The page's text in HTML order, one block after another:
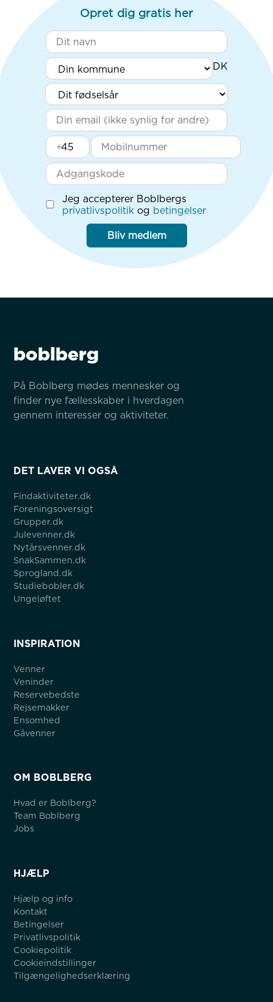
Opret dig gratis her
+
Jeg accepterer Boblbergs
privatlivspolitik og betingelser
Bliv medlem
boblberg
På Boblberg mødes mennesker og
finder nye fællesskaber i hverdagen
gennem interesser og aktiviteter.
DET LAVER VI OGSÅ
Findaktiviteter.dk
Foreningsoversigt
Grupper.dk
Julevenner.dk
Nytårsvenner.dk
SnakSammen.dk
Sprogland.dk
Studiebobler.dk
Ungeløftet
INSPIRATION
Venner
Veninder
Reservebedste
Rejsemakker
Ensomhed
Gåvenner
OM BOBLBERG
Hvad er Boblberg?
Team Boblberg
Jobs
HJÆLP
Hjælp og info
Kontakt
Betingelser
Privatlivspolitik
Cookiepolitik
Cookieindstillinger
Tilgængelighedserklæring